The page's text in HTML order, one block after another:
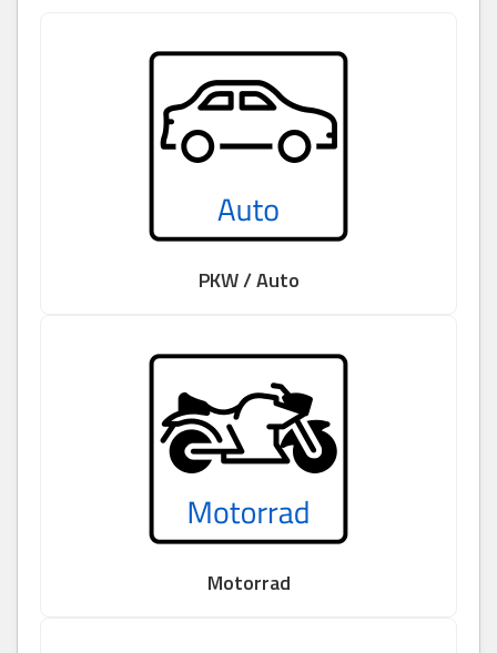
PKW / Auto
Motorrad